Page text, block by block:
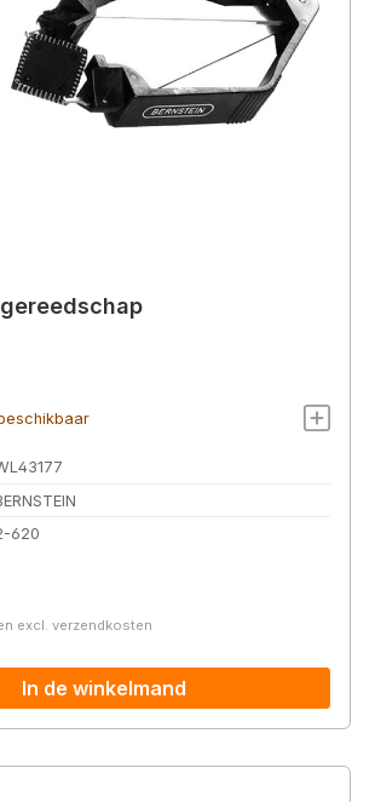
620
excl. verzendkosten
In de winkelmand